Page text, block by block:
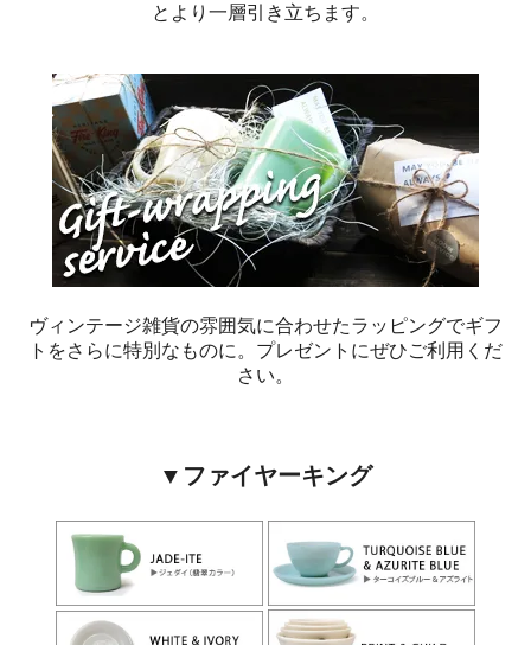
とより一層引き立ちます。
ヴィンテージ雑貨の雰囲気に合わせたラッピングでギフ
トをさらに特別なものに。プレゼントにぜひご利用くだ
さい。
▼ファイヤーキング